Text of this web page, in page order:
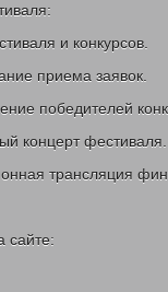
и конкурсов.
приема заявок.
победителей
концерт фестиваля.
трансляция
сайте: